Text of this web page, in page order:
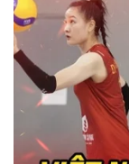
Bóng đá
Lịch thi đấu bóng đá
Thế giới thể thao
eSports
Hậu trường